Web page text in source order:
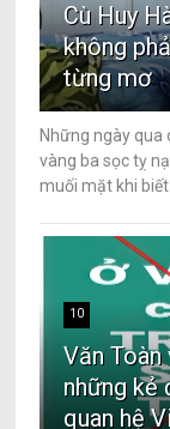
Cù Huy
không
từng mơ
Những ngày qua
vàng ba sọc tỵ
muối mặt khi biết
10
Văn
những kẻ
quan hệ